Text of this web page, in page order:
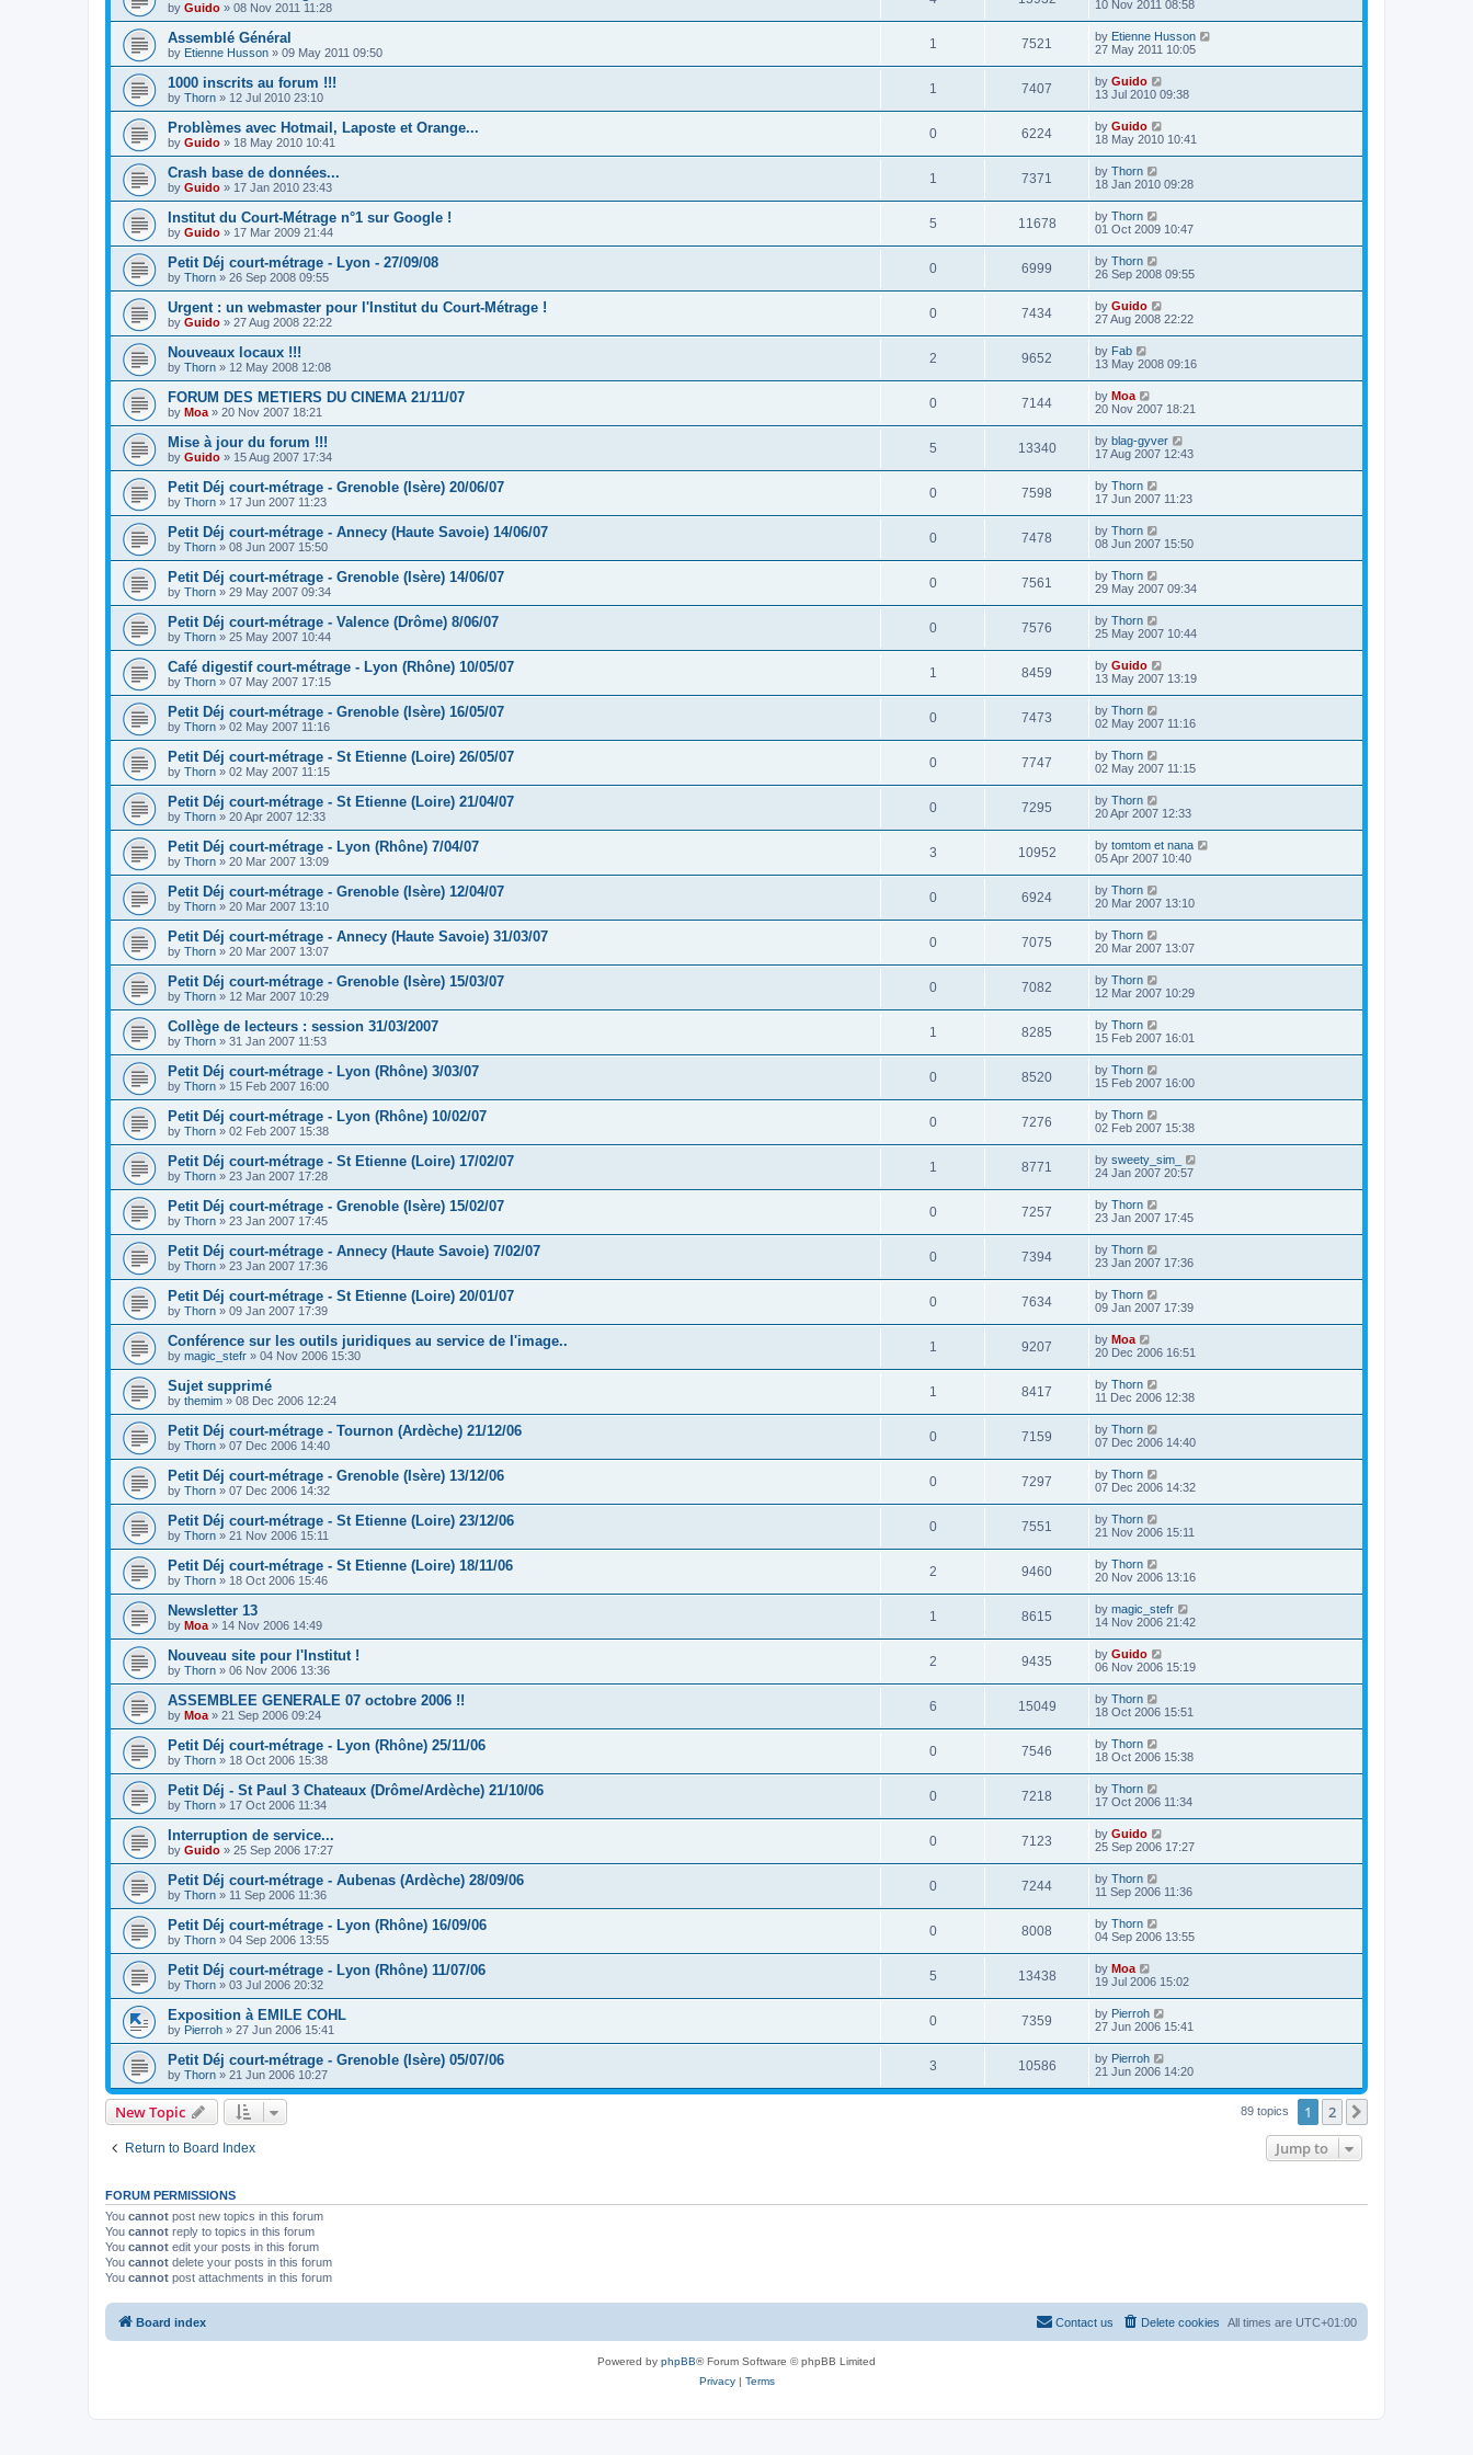
by Guido » 08 Nov 2011 11:28
10 Nov 2011 08:58
Assemblé Général
by Etienne Husson » 09 May 2011 09:50
1 7521 by Etienne Husson
27 May 2011 10:05
1000 inscrits au forum !!!
by Thorn » 12 Jul 2010 23:10
1 7407 by Guido
13 Jul 2010 09:38
Problèmes avec Hotmail, Laposte et Orange...
by Guido » 18 May 2010 10:41
0 6224 by Guido
18 May 2010 10:41
Crash base de données...
by Guido » 17 Jan 2010 23:43
1 7371 by Thorn
18 Jan 2010 09:28
Institut du Court-Métrage n°1 sur Google !
by Guido » 17 Mar 2009 21:44
5 11678 by Thorn
01 Oct 2009 10:47
Petit Déj court-métrage - Lyon - 27/09/08
by Thorn » 26 Sep 2008 09:55
0 6999 by Thorn
26 Sep 2008 09:55
Urgent : un webmaster pour l'Institut du Court-Métrage !
by Guido » 27 Aug 2008 22:22
0 7434 by Guido
27 Aug 2008 22:22
Nouveaux locaux !!!
by Thorn » 12 May 2008 12:08
2 9652 by Fab
13 May 2008 09:16
FORUM DES METIERS DU CINEMA 21/11/07
by Moa » 20 Nov 2007 18:21
0 7144 by Moa
20 Nov 2007 18:21
Mise à jour du forum !!!
by Guido » 15 Aug 2007 17:34
5 13340 by blag-gyver
17 Aug 2007 12:43
Petit Déj court-métrage - Grenoble (Isère) 20/06/07
by Thorn » 17 Jun 2007 11:23
0 7598 by Thorn
17 Jun 2007 11:23
Petit Déj court-métrage - Annecy (Haute Savoie) 14/06/07
by Thorn » 08 Jun 2007 15:50
0 7478 by Thorn
08 Jun 2007 15:50
Petit Déj court-métrage - Grenoble (Isère) 14/06/07
by Thorn » 29 May 2007 09:34
0 7561 by Thorn
29 May 2007 09:34
Petit Déj court-métrage - Valence (Drôme) 8/06/07
by Thorn » 25 May 2007 10:44
0 7576 by Thorn
25 May 2007 10:44
Café digestif court-métrage - Lyon (Rhône) 10/05/07
by Thorn » 07 May 2007 17:15
1 8459 by Guido
13 May 2007 13:19
Petit Déj court-métrage - Grenoble (Isère) 16/05/07
by Thorn » 02 May 2007 11:16
0 7473 by Thorn
02 May 2007 11:16
Petit Déj court-métrage - St Etienne (Loire) 26/05/07
by Thorn » 02 May 2007 11:15
0 7747 by Thorn
02 May 2007 11:15
Petit Déj court-métrage - St Etienne (Loire) 21/04/07
by Thorn » 20 Apr 2007 12:33
0 7295 by Thorn
20 Apr 2007 12:33
Petit Déj court-métrage - Lyon (Rhône) 7/04/07
by Thorn » 20 Mar 2007 13:09
3 10952 by tomtom et nana
05 Apr 2007 10:40
Petit Déj court-métrage - Grenoble (Isère) 12/04/07
by Thorn » 20 Mar 2007 13:10
0 6924 by Thorn
20 Mar 2007 13:10
Petit Déj court-métrage - Annecy (Haute Savoie) 31/03/07
by Thorn » 20 Mar 2007 13:07
0 7075 by Thorn
20 Mar 2007 13:07
Petit Déj court-métrage - Grenoble (Isère) 15/03/07
by Thorn » 12 Mar 2007 10:29
0 7082 by Thorn
12 Mar 2007 10:29
Collège de lecteurs : session 31/03/2007
by Thorn » 31 Jan 2007 11:53
1 8285 by Thorn
15 Feb 2007 16:01
Petit Déj court-métrage - Lyon (Rhône) 3/03/07
by Thorn » 15 Feb 2007 16:00
0 8520 by Thorn
15 Feb 2007 16:00
Petit Déj court-métrage - Lyon (Rhône) 10/02/07
by Thorn » 02 Feb 2007 15:38
0 7276 by Thorn
02 Feb 2007 15:38
Petit Déj court-métrage - St Etienne (Loire) 17/02/07
by Thorn » 23 Jan 2007 17:28
1 8771 by sweety_sim_
24 Jan 2007 20:57
Petit Déj court-métrage - Grenoble (Isère) 15/02/07
by Thorn » 23 Jan 2007 17:45
0 7257 by Thorn
23 Jan 2007 17:45
Petit Déj court-métrage - Annecy (Haute Savoie) 7/02/07
by Thorn » 23 Jan 2007 17:36
0 7394 by Thorn
23 Jan 2007 17:36
Petit Déj court-métrage - St Etienne (Loire) 20/01/07
by Thorn » 09 Jan 2007 17:39
0 7634 by Thorn
09 Jan 2007 17:39
Conférence sur les outils juridiques au service de l'image..
by magic_stefr » 04 Nov 2006 15:30
1 9207 by Moa
20 Dec 2006 16:51
Sujet supprimé
by themim » 08 Dec 2006 12:24
1 8417 by Thorn
11 Dec 2006 12:38
Petit Déj court-métrage - Tournon (Ardèche) 21/12/06
by Thorn » 07 Dec 2006 14:40
0 7159 by Thorn
07 Dec 2006 14:40
Petit Déj court-métrage - Grenoble (Isère) 13/12/06
by Thorn » 07 Dec 2006 14:32
0 7297 by Thorn
07 Dec 2006 14:32
Petit Déj court-métrage - St Etienne (Loire) 23/12/06
by Thorn » 21 Nov 2006 15:11
0 7551 by Thorn
21 Nov 2006 15:11
Petit Déj court-métrage - St Etienne (Loire) 18/11/06
by Thorn » 18 Oct 2006 15:46
2 9460 by Thorn
20 Nov 2006 13:16
Newsletter 13
by Moa » 14 Nov 2006 14:49
1 8615 by magic_stefr
14 Nov 2006 21:42
Nouveau site pour l'Institut !
by Thorn » 06 Nov 2006 13:36
2 9435 by Guido
06 Nov 2006 15:19
ASSEMBLEE GENERALE 07 octobre 2006 !!
by Moa » 21 Sep 2006 09:24
6 15049 by Thorn
18 Oct 2006 15:51
Petit Déj court-métrage - Lyon (Rhône) 25/11/06
by Thorn » 18 Oct 2006 15:38
0 7546 by Thorn
18 Oct 2006 15:38
Petit Déj - St Paul 3 Chateaux (Drôme/Ardèche) 21/10/06
by Thorn » 17 Oct 2006 11:34
0 7218 by Thorn
17 Oct 2006 11:34
Interruption de service...
by Guido » 25 Sep 2006 17:27
0 7123 by Guido
25 Sep 2006 17:27
Petit Déj court-métrage - Aubenas (Ardèche) 28/09/06
by Thorn » 11 Sep 2006 11:36
0 7244 by Thorn
11 Sep 2006 11:36
Petit Déj court-métrage - Lyon (Rhône) 16/09/06
by Thorn » 04 Sep 2006 13:55
0 8008 by Thorn
04 Sep 2006 13:55
Petit Déj court-métrage - Lyon (Rhône) 11/07/06
by Thorn » 03 Jul 2006 20:32
5 13438 by Moa
19 Jul 2006 15:02
Exposition à EMILE COHL
by Pierroh » 27 Jun 2006 15:41
0 7359 by Pierroh
27 Jun 2006 15:41
Petit Déj court-métrage - Grenoble (Isère) 05/07/06
by Thorn » 21 Jun 2006 10:27
3 10586 by Pierroh
21 Jun 2006 14:20
New Topic 89 topics 1 2
Return to Board Index Jump to
FORUM PERMISSIONS
You cannot post new topics in this forum
You cannot reply to topics in this forum
You cannot edit your posts in this forum
You cannot delete your posts in this forum
You cannot post attachments in this forum
Board index All times are UTC+01:00
Delete cookies
Contact us
Powered by phpBB® Forum Software © phpBB Limited
Privacy| Terms